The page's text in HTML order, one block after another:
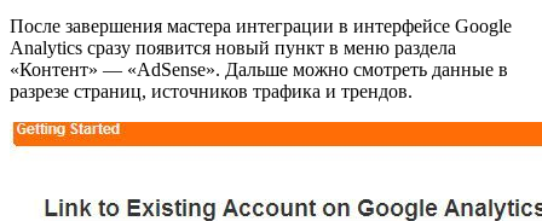
После завершения мастера интеграции в интерфейсе Google
Analytics сразу появится новый пункт в меню раздела
«Контент» — «AdSense». Дальше можно смотреть данные в
разрезе страниц, источников трафика и трендов.